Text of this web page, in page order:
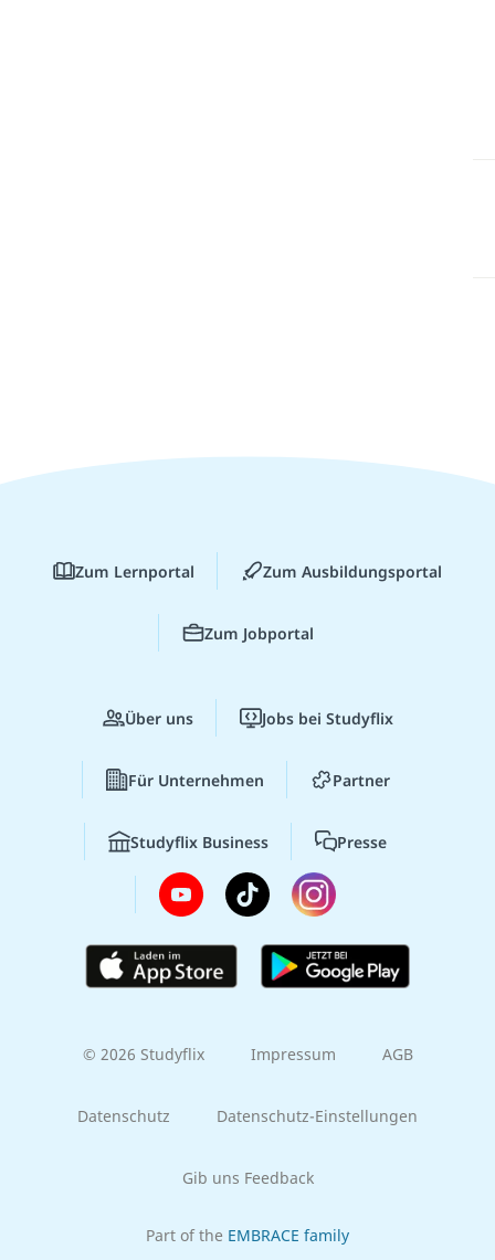
Zum Lernportal Zum Ausbildungsportal
Zum Jobportal
Über uns Jobs bei Studyflix
Für Unternehmen Partner
Studyflix Business Presse
© 2026 Studyflix Impressum AGB
Datenschutz Datenschutz-Einstellungen
Gib uns Feedback
Part of the EMBRACE family